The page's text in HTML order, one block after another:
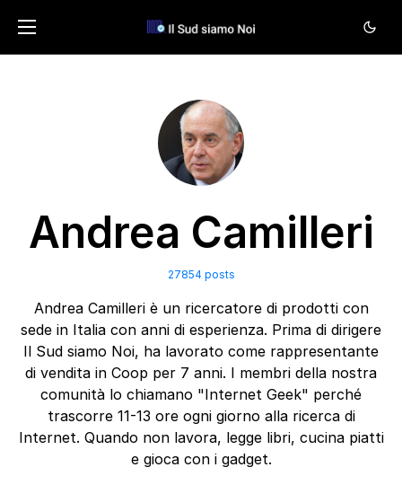
Andrea Camilleri
27854 posts
Andrea Camilleri è un ricercatore di prodotti con
sede in Italia con anni di esperienza. Prima di dirigere
Il Sud siamo Noi, ha lavorato come rappresentante
di vendita in Coop per 7 anni. I membri della nostra
comunità lo chiamano "Internet Geek" perché
trascorre 11-13 ore ogni giorno alla ricerca di
Internet. Quando non lavora, legge libri, cucina piatti
e gioca con i gadget.